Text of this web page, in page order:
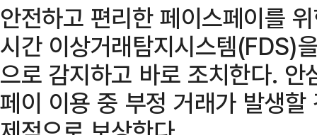
안전하고 편리한 페이스페이를
시간 이상거래탐지시스템(FDS)
으로 감지하고 바로 조치한다.
페이 이용 중 부정 거래가 발생